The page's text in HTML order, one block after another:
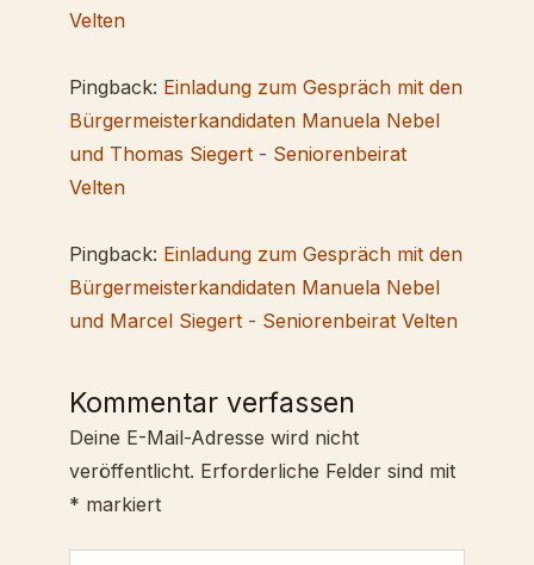
Velten
Pingback: Einladung zum Gespräch mit den
Bürgermeisterkandidaten Manuela Nebel
und Thomas Siegert - Seniorenbeirat
Velten
Pingback: Einladung zum Gespräch mit den
Bürgermeisterkandidaten Manuela Nebel
und Marcel Siegert - Seniorenbeirat Velten
Kommentar verfassen
Deine E-Mail-Adresse wird nicht
veröffentlicht. Erforderliche Felder sind mit
* markiert